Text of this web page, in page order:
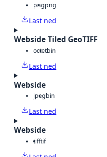
pngpng
Last ned
Webside Tiled GeoTIFF
octetbin
Last ned
Webside
jpegbin
Last ned
Webside
tifftif